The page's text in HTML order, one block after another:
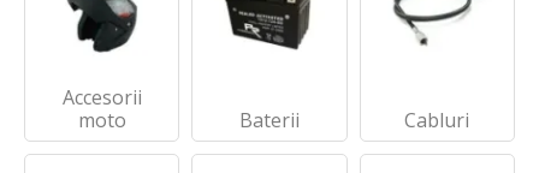
Accesorii
moto
Baterii Cabluri